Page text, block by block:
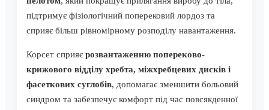
підтримує фізіологічний поперековий лордоз та
сприяє більш рівномірному розподілу навантаження.
Корсет сприяє розвантаженню попереково-
крижового відділу хребта, міжхребцевих дисків і
фасеткових суглобів, допомагає зменшити больовий
синдром та забезпечує комфорт під час повсякденної